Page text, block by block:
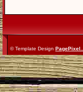
© Template Design